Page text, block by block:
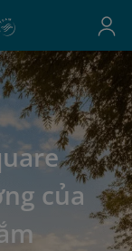
của